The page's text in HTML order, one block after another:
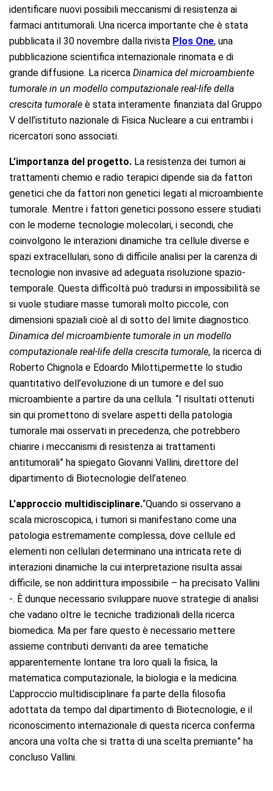
identificare nuovi possibili meccanismi di resistenza ai
farmaci antitumorali. Una ricerca importante che è stata
pubblicata il 30 novembre dalla rivista Plos One, una
pubblicazione scientifica internazionale rinomata e di
grande diffusione. La ricerca Dinamica del microambiente
tumorale in un modello computazionale real-life della
crescita tumorale è stata interamente finanziata dal Gruppo
V dell’istituto nazionale di Fisica Nucleare a cui entrambi i
ricercatori sono associati.
L’importanza del progetto. La resistenza dei tumori ai
trattamenti chemio e radio terapici dipende sia da fattori
genetici che da fattori non genetici legati al microambiente
tumorale. Mentre i fattori genetici possono essere studiati
con le moderne tecnologie molecolari, i secondi, che
coinvolgono le interazioni dinamiche tra cellule diverse e
spazi extracellulari, sono di difficile analisi per la carenza di
tecnologie non invasive ad adeguata risoluzione spazio-
temporale. Questa difficoltà può tradursi in impossibilità se
si vuole studiare masse tumorali molto piccole, con
dimensioni spaziali cioè al di sotto del limite diagnostico.
Dinamica del microambiente tumorale in un modello
computazionale real-life della crescita tumorale, la ricerca di
Roberto Chignola e Edoardo Milotti,permette lo studio
quantitativo dell’evoluzione di un tumore e del suo
microambiente a partire da una cellula. “I risultati ottenuti
sin qui promettono di svelare aspetti della patologia
tumorale mai osservati in precedenza, che potrebbero
chiarire i meccanismi di resistenza ai trattamenti
antitumorali” ha spiegato Giovanni Vallini, direttore del
dipartimento di Biotecnologie dell’ateneo.
L’approccio multidisciplinare.“Quando si osservano a
scala microscopica, i tumori si manifestano come una
patologia estremamente complessa, dove cellule ed
elementi non cellulari determinano una intricata rete di
interazioni dinamiche la cui interpretazione risulta assai
difficile, se non addirittura impossibile – ha precisato Vallini
-. È dunque necessario sviluppare nuove strategie di analisi
che vadano oltre le tecniche tradizionali della ricerca
biomedica. Ma per fare questo è necessario mettere
assieme contributi derivanti da aree tematiche
apparentemente lontane tra loro quali la fisica, la
matematica computazionale, la biologia e la medicina.
L’approccio multidisciplinare fa parte della filosofia
adottata da tempo dal dipartimento di Biotecnologie, e il
riconoscimento internazionale di questa ricerca conferma
ancora una volta che si tratta di una scelta premiante” ha
concluso Vallini.